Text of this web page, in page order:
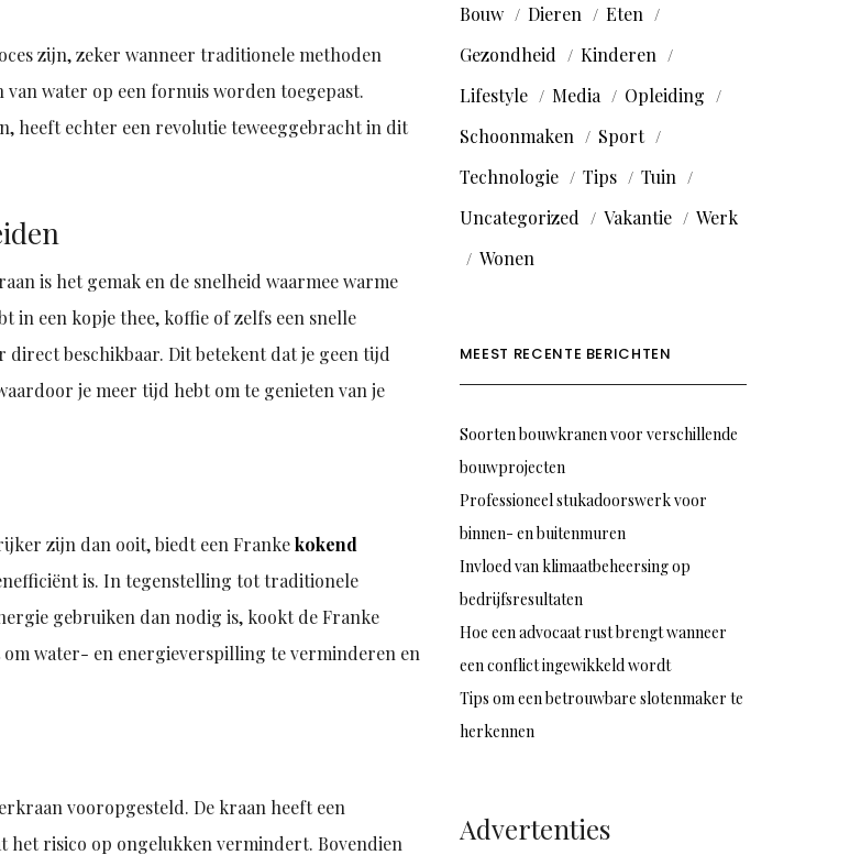
zijn, zeker wanneer traditionele methoden
water op een fornuis worden toegepast.
heeft echter een revolutie teweeggebracht in dit
is het gemak en de snelheid waarmee warme
in een kopje thee, koffie of zelfs een snelle
beschikbaar. Dit betekent dat je geen tijd
je meer tijd hebt om te genieten van je
zijn dan ooit, biedt een Frankekokend
is. In tegenstelling tot traditionele
gebruiken dan nodig is, kookt de Franke
water- en energieverspilling te verminderen en
vooropgesteld. De kraan heeft een
het risico op ongelukken vermindert. Bovendien
Bouw Dieren
Eten
Gezondheid
Kinderen
Lifestyle
Media
Opleiding
Schoonmaken
Sport
Technologie
Tips
Tuin
Uncategorized
Vakantie
Werk
Wonen
MEEST RECENTE BERICHTEN
Soorten bouwkranen voor verschillende
bouwprojecten
Professioneel stukadoorswerk voor
binnen- en buitenmuren
Invloed van klimaatbeheersing op
bedrijfsresultaten
Hoe een advocaat rust brengt wanneer
een conflict ingewikkeld wordt
Tips om een betrouwbare slotenmaker te
herkennen
Advertenties